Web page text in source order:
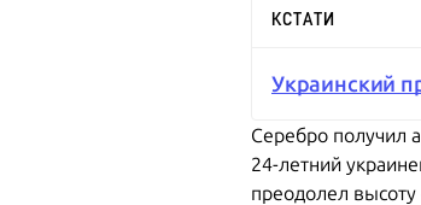
КСТАТИ
Украинский
Серебро получил
24-летний
преодолел